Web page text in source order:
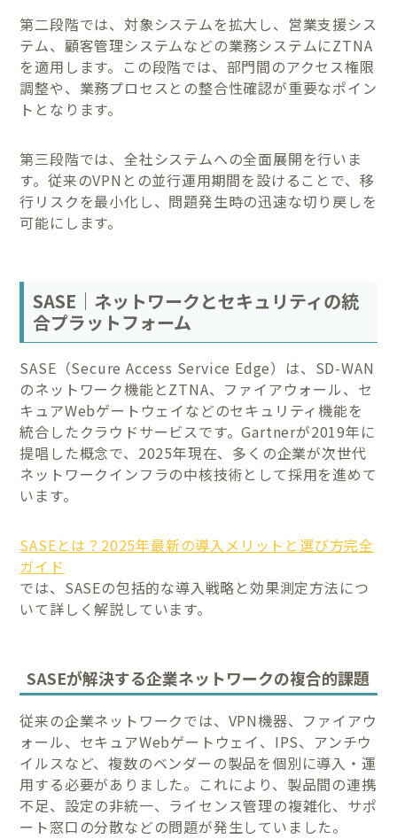
第二段階では、対象システムを拡大し、営業支援シス
テム、顧客管理システムなどの業務システムにZTNA
を適用します。この段階では、部門間のアクセス権限
調整や、業務プロセスとの整合性確認が重要なポイン
トとなります。
第三段階では、全社システムへの全面展開を行いま
す。従来のVPNとの並行運用期間を設けることで、移
行リスクを最小化し、問題発生時の迅速な切り戻しを
可能にします。
SASE｜ネットワークとセキュリティの統
合プラットフォーム
SASE（Secure Access Service Edge）は、SD-WAN
のネットワーク機能とZTNA、ファイアウォール、セ
キュアWebゲートウェイなどのセキュリティ機能を
統合したクラウドサービスです。Gartnerが2019年に
提唱した概念で、2025年現在、多くの企業が次世代
ネットワークインフラの中核技術として採用を進めて
います。
SASEとは？2025年最新の導入メリットと選び方完全
ガイド
では、SASEの包括的な導入戦略と効果測定方法につ
いて詳しく解説しています。
SASEが解決する企業ネットワークの複合的課題
従来の企業ネットワークでは、VPN機器、ファイアウ
ォール、セキュアWebゲートウェイ、IPS、アンチウ
イルスなど、複数のベンダーの製品を個別に導入・運
用する必要がありました。これにより、製品間の連携
不足、設定の非統一、ライセンス管理の複雑化、サポ
ート窓口の分散などの問題が発生していました。